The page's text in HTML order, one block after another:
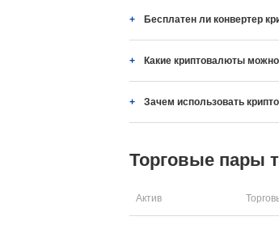
Бесплатен ли конвертер
Какие криптовалюты
Зачем использовать
Торговые пары
Актив